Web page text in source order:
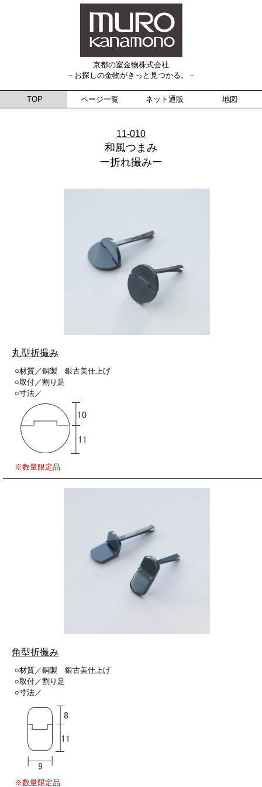
京都の室金物株式会社
－お探しの金物がきっと見つかる。－
TOP ページ一覧 ネット通販 地図
11-010
和風つまみ
ー折れ撮みー
丸型折撮み
○材質／銅製 銀古美仕上げ
○取付／割り足
○寸法／
※数量限定品
角型折撮み
○材質／銅製 銀古美仕上げ
○取付／割り足
○寸法／
※数量限定品